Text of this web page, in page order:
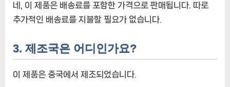
네, 이 제품은 배송료를 포함한 가격으로 판매됩니다. 따로
추가적인 배송료를 지불할 필요가 없습니다.
3. 제조국은 어디인가요?
이 제품은 중국에서 제조되었습니다.